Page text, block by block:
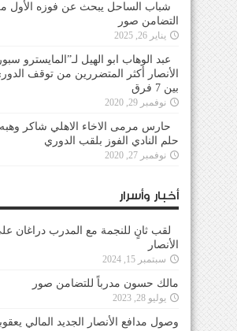
شباب الساحل يبحث عن فوزه الأول
التضامن صور
يناير 26, 2025
عبد الوهاب ابو الهيل لـ”المايسترو
الأنصار أكثر المتضررين من توقف
بين 7 فرق
نوفمبر 29, 2020
حارس مرمى الاخاء الاهلي شاكر
حلم النادي الفوز بلقب الدوري
نوفمبر 27, 2020
أخبار وأسرار
لقب ثانٍ للنجمة مع المدرب دراغان
الأنصار
سبتمبر 15, 2024
مالك حسون مدرباً للتضامن صور
يوليو 28, 2023
وصول مدافع الأنصار الجديد المالي